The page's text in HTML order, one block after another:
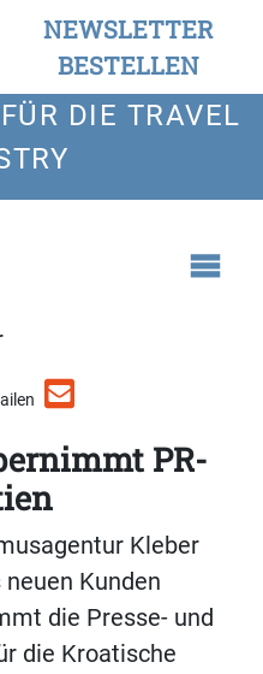
NEWSLETTER
BESTELLEN
DIE TRAVEL
PR-
Kleber
Kunden
die Presse- und
die Kroatische